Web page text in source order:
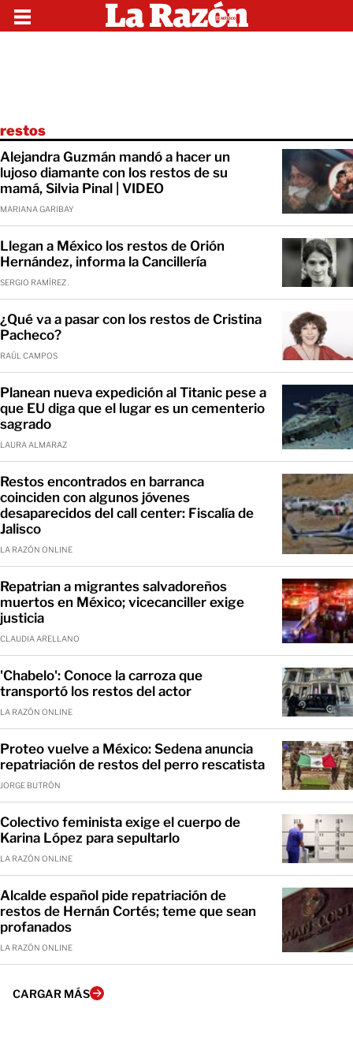
restos
Alejandra Guzmán mandó a hacer un
lujoso diamante con los restos de su
mamá, Silvia Pinal | VIDEO
MARIANA GARIBAY
Llegan a México los restos de Orión
Hernández, informa la Cancillería
SERGIO RAMÍREZ .
¿Qué va a pasar con los restos de Cristina
Pacheco?
RAÚL CAMPOS
Planean nueva expedición al Titanic pese a
que EU diga que el lugar es un cementerio
sagrado
LAURA ALMARAZ
Restos encontrados en barranca
coinciden con algunos jóvenes
desaparecidos del call center: Fiscalía de
Jalisco
LA RAZÓN ONLINE
Repatrian a migrantes salvadoreños
muertos en México; vicecanciller exige
justicia
CLAUDIA ARELLANO
'Chabelo': Conoce la carroza que
transportó los restos del actor
LA RAZÓN ONLINE
Proteo vuelve a México: Sedena anuncia
repatriación de restos del perro rescatista
JORGE BUTRÓN
Colectivo feminista exige el cuerpo de
Karina López para sepultarlo
LA RAZÓN ONLINE
Alcalde español pide repatriación de
restos de Hernán Cortés; teme que sean
profanados
LA RAZÓN ONLINE
CARGAR MÁS